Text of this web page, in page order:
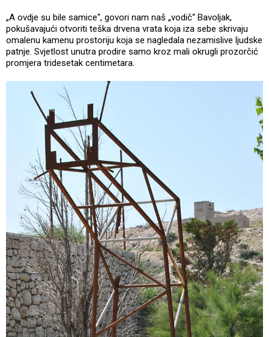
„A ovdje su bile samice“, govori nam naš „vodič“ Bavoljak,
pokušavajući otvoriti teška drvena vrata koja iza sebe skrivaju
omalenu kamenu prostoriju koja se nagledala nezamislive ljudske
patnje. Svjetlost unutra prodire samo kroz mali okrugli prozorčić
promjera tridesetak centimetara.